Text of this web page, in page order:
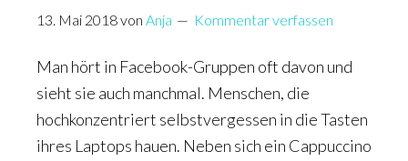
13. Mai 2018von Anja Kommentar verfassen
Man hört in Facebook-Gruppen oft davon und
sieht sie auch manchmal. Menschen, die
hochkonzentriert selbstvergessen in die Tasten
ihres Laptops hauen. Neben sich ein Cappuccino